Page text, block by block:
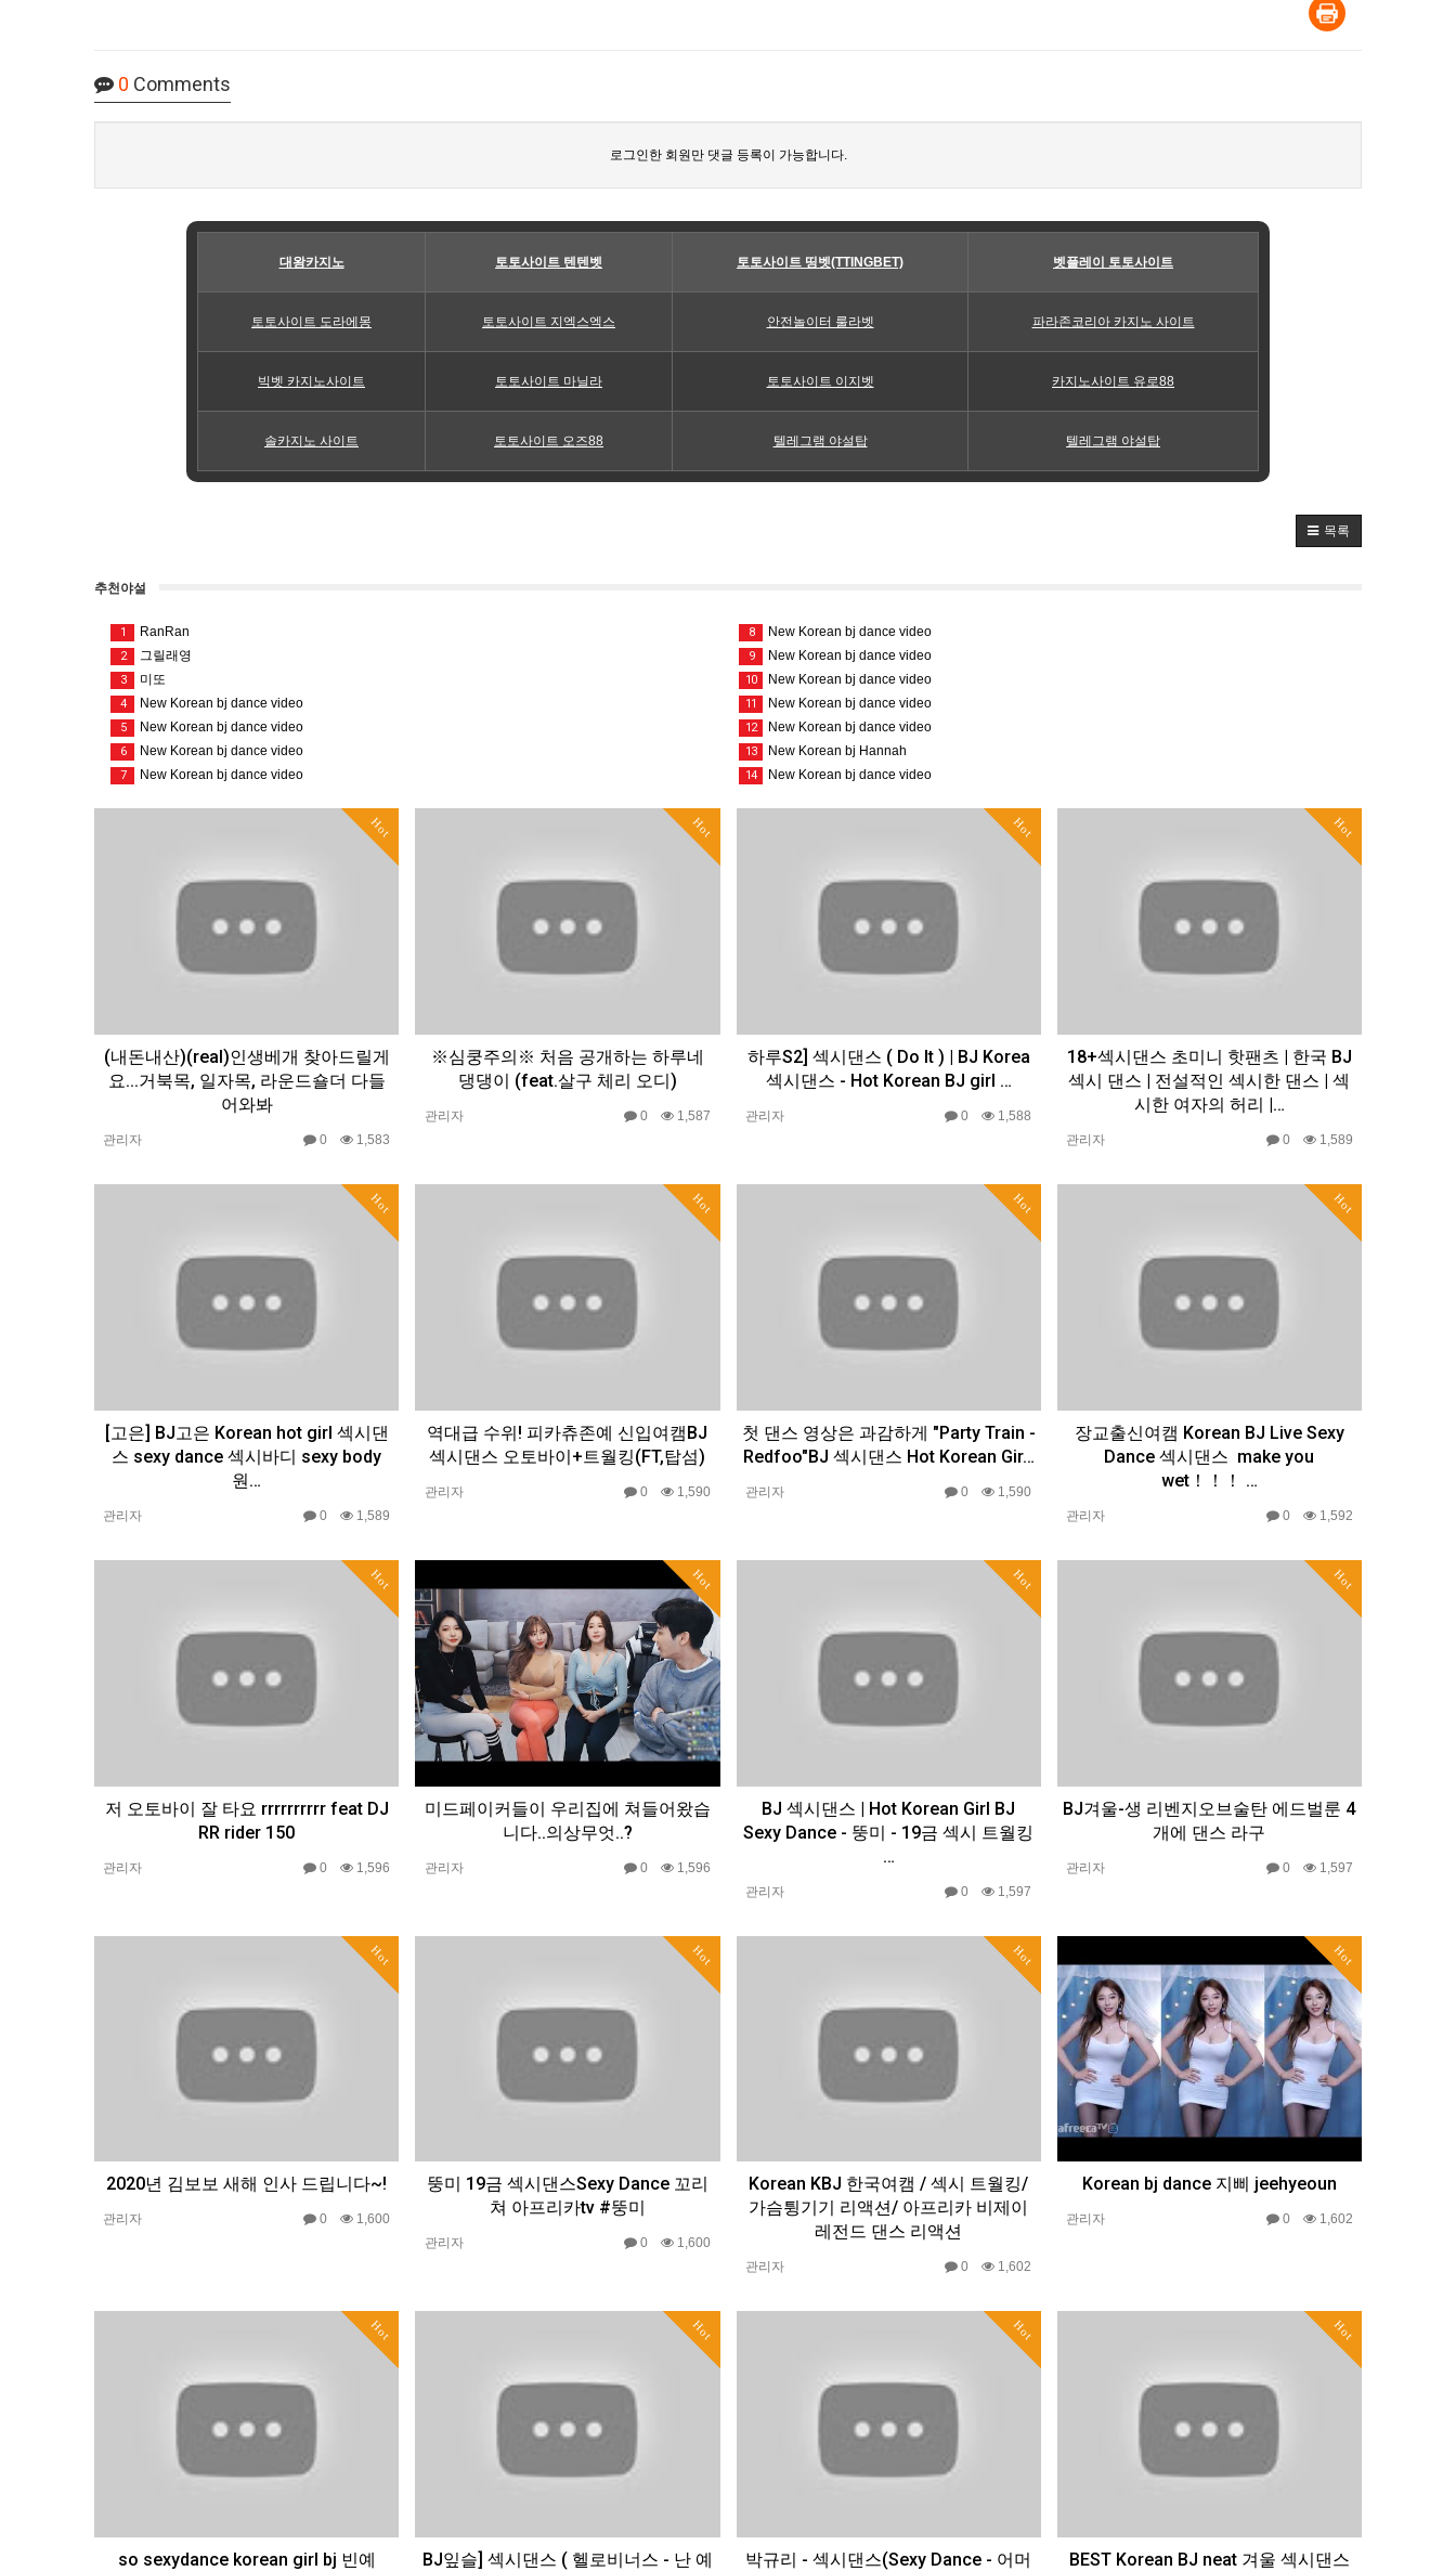
0 Comments
로그인한 회원만 댓글 등록이 가능합니다.
대왕카지노 토토사이트 텐텐벳 토토사이트 띵벳(TTINGBET) 벳플레이 토토사이트
토토사이트 도라에몽 토토사이트 지엑스엑스 안전놀이터 룰라벳 파라존코리아 카지노 사이트
빅벳 카지노사이트 토토사이트 마닐라 토토사이트 이지벳 카지노사이트 유로88
솔카지노 사이트 토토사이트 오즈88 텔레그램 야설탑 텔레그램 야설탑
목록
추천야설
1 RanRan
2 그릴래영
3 미또
4 New Korean bj dance video
5 New Korean bj dance video
6 New Korean bj dance video
7 New Korean bj dance video
8 New Korean bj dance video
9 New Korean bj dance video
10 New Korean bj dance video
11 New Korean bj dance video
12 New Korean bj dance video
13 New Korean bj Hannah
14 New Korean bj dance video
Hot
(내돈내산)(real)인생베개 찾아드릴게
요...거북목, 일자목, 라운드숄더 다들
어와봐
관리자 0 1,583
Hot
※심쿵주의※ 처음 공개하는 하루네
댕댕이 (feat.살구 체리 오디)
관리자 0 1,587
Hot
하루S2] 섹시댄스 ( Do It ) | BJ Korea
섹시댄스 - Hot Korean BJ girl …
관리자 0 1,588
Hot
18+섹시댄스 초미니 핫팬츠 | 한국 BJ
섹시 댄스 | 전설적인 섹시한 댄스 | 섹
시한 여자의 허리 |…
관리자 0 1,589
Hot
[고은] BJ고은 Korean hot girl 섹시댄
스 sexy dance 섹시바디 sexy body
원…
관리자 0 1,589
Hot
역대급 수위! 피카츄존예 신입여캠BJ
섹시댄스 오토바이+트월킹(FT,탑섬)
관리자 0 1,590
Hot
첫 댄스 영상은 과감하게 "Party Train -
Redfoo"BJ 섹시댄스 Hot Korean Gir…
관리자 0 1,590
Hot
장교출신여캠 Korean BJ Live Sexy
Dance 섹시댄스 ️ ️make you
wet！！！ ️…
관리자 0 1,592
Hot
저 오토바이 잘 타요 rrrrrrrrrr feat DJ
RR rider 150
관리자 0 1,596
Hot
미드페이커들이 우리집에 쳐들어왔습
니다..의상무엇..?
관리자 0 1,596
Hot
BJ 섹시댄스 | Hot Korean Girl BJ
Sexy Dance - 뚱미 - 19금 섹시 트월킹
…
관리자 0 1,597
Hot
BJ겨울-생 리벤지오브술탄 에드벌룬 4
개에 댄스 라구
관리자 0 1,597
Hot
2020년 김보보 새해 인사 드립니다~!
관리자 0 1,600
Hot
뚱미 19금 섹시댄스Sexy Dance 꼬리
쳐 아프리카tv #뚱미
관리자 0 1,600
Hot
Korean KBJ 한국여캠 / 섹시 트월킹/
가슴튕기기 리액션/ 아프리카 비제이
레전드 댄스 리액션
관리자 0 1,602
Hot
Korean bj dance 지삐 jeehyeoun
관리자 0 1,602
Hot
so sexydance korean girl bj 빈예
Hot
BJ잎슬] 섹시댄스 ( 헬로비너스 - 난 예
Hot
박규리 - 섹시댄스(Sexy Dance - 어머
Hot
BEST Korean BJ neat 겨울 섹시댄스